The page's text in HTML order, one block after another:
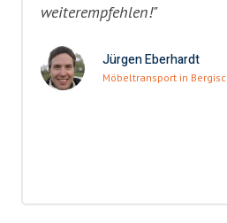
weiterempfehlen!"
Jürgen Eberhardt
Möbeltransport in